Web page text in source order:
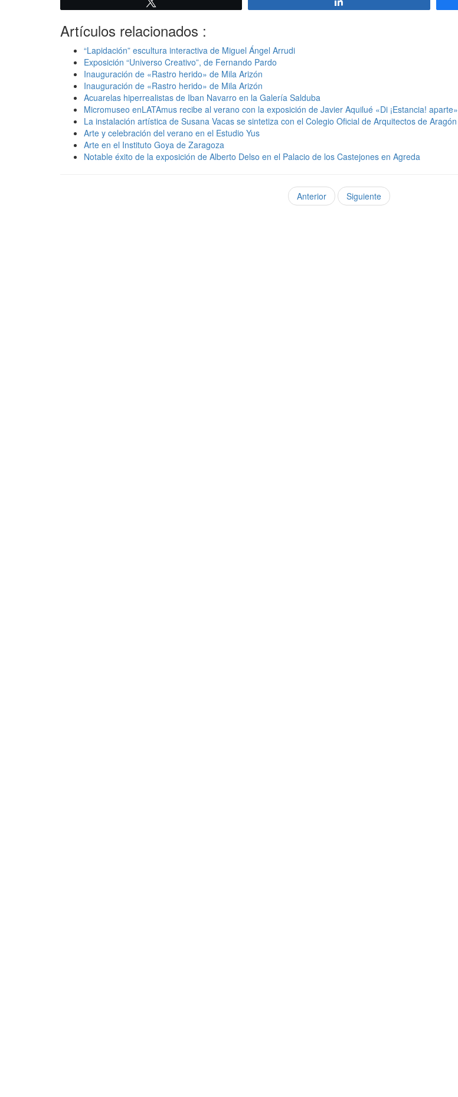
Artículos relacionados :
“Lapidación” escultura interactiva de Miguel Ángel Arrudi
Exposición “Universo Creativo”, de Fernando Pardo
Inauguración de «Rastro herido» de Mila Arizón
Inauguración de «Rastro herido» de Mila Arizón
Acuarelas hiperrealistas de Iban Navarro en la Galería Salduba
Micromuseo enLATAmus recibe al verano con la exposición de Javier Aquilué «Di ¡Estancia! aparte»
La instalación artística de Susana Vacas se sintetiza con el Colegio Oficial de Arquitectos de Aragón
Arte y celebración del verano en el Estudio Yus
Arte en el Instituto Goya de Zaragoza
Notable éxito de la exposición de Alberto Delso en el Palacio de los Castejones en Agreda
Anterior Siguiente